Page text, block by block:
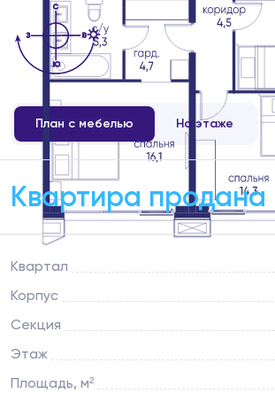
План с мебелью На этаже
Квартал
Корпус
Секция
Этаж
Площадь, м²
Квартира продана